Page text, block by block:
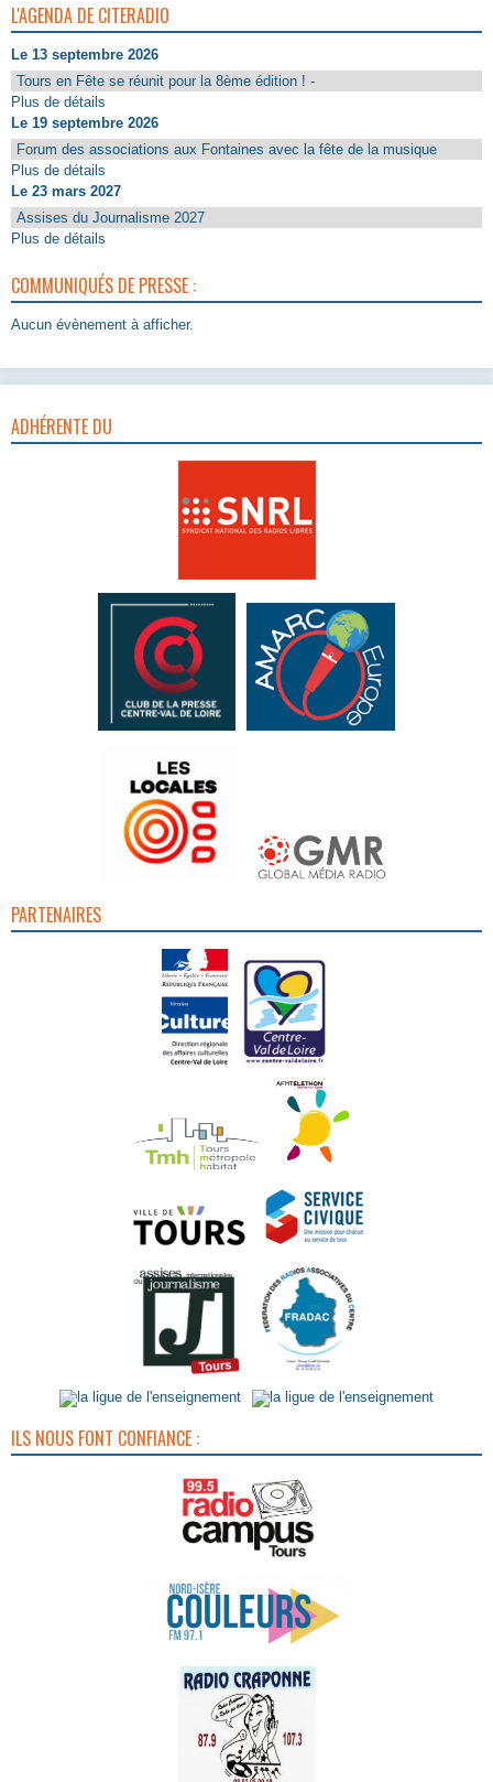
L'AGENDA DE CITERADIO
Le 13 septembre 2026
Tours en Fête se réunit pour la 8ème édition ! -
Plus de détails
Le 19 septembre 2026
Forum des associations aux Fontaines avec la fête de la musique
Plus de détails
Le 23 mars 2027
Assises du Journalisme 2027
Plus de détails
COMMUNIQUÉS DE PRESSE :
Aucun évènement à afficher.
ADHÉRENTE DU
PARTENAIRES
ILS NOUS FONT CONFIANCE :